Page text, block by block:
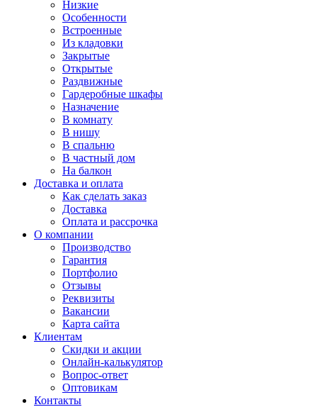
Низкие
Особенности
Встроенные
Из кладовки
Закрытые
Открытые
Раздвижные
Гардеробные шкафы
Назначение
В комнату
В нишу
В спальню
В частный дом
На балкон
Доставка и оплата
Как сделать заказ
Доставка
Оплата и рассрочка
О компании
Производство
Гарантия
Портфолио
Отзывы
Реквизиты
Вакансии
Карта сайта
Клиентам
Скидки и акции
Онлайн-калькулятор
Вопрос-ответ
Оптовикам
Контакты